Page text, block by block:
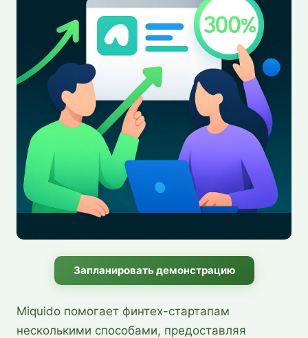
Запланировать демонстрацию
Miquido помогает финтех-стартапам
несколькими способами, предоставляя